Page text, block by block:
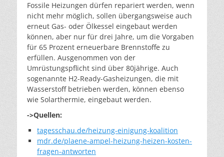
Fossile Heizungen dürfen repariert werden, wenn
nicht mehr möglich, sollen übergangsweise auch
erneut Gas- oder Ölkessel eingebaut werden
können, aber nur für drei Jahre, um die Vorgaben
für 65 Prozent erneuerbare Brennstoffe zu
erfüllen. Ausgenommen von der
Umrüstungspflicht sind über 80jährige. Auch
sogenannte H2-Ready-Gasheizungen, die mit
Wasserstoff betrieben werden, können ebenso
wie Solarthermie, eingebaut werden.
->Quellen:
tagesschau.de/heizung-einigung-koalition
mdr.de/plaene-ampel-heizung-heizen-kosten-
fragen-antworten